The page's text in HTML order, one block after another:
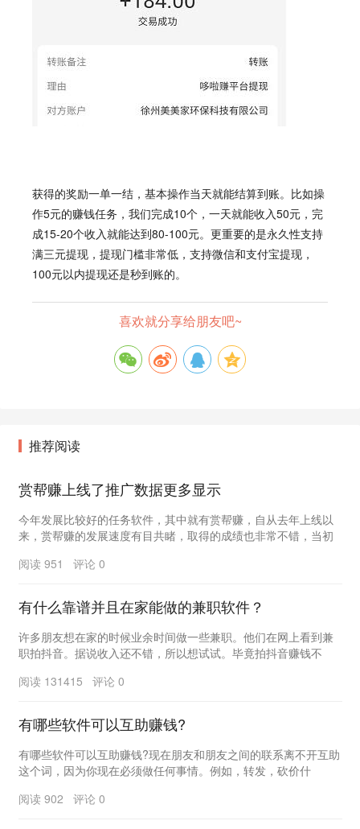
获得的奖励一单一结，基本操作当天就能结算到账。比如操
作5元的赚钱任务，我们完成10个，一天就能收入50元，完
成15-20个收入就能达到80-100元。更重要的是永久性支持
满三元提现，提现门槛非常低，支持微信和支付宝提现，
100元以内提现还是秒到账的。
喜欢就分享给朋友吧~
推荐阅读
赏帮赚上线了推广数据更多显示
今年发展比较好的任务软件，其中就有赏帮赚，自从去年上线以
来，赏帮赚的发展速度有目共睹，取得的成绩也非常不错，当初
阅读 951 评论 0
有什么靠谱并且在家能做的兼职软件？
许多朋友想在家的时候业余时间做一些兼职。他们在网上看到兼
职拍抖音。据说收入还不错，所以想试试。毕竟拍抖音赚钱不
阅读 131415 评论 0
有哪些软件可以互助赚钱?
有哪些软件可以互助赚钱?现在朋友和朋友之间的联系离不开互助
这个词，因为你现在必须做任何事情。例如，转发，砍价什
阅读 902 评论 0